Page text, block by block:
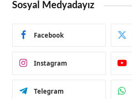
Sosyal Medyadayız
Facebook
Instagram
Telegram